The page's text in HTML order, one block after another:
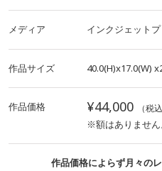
メディア インクジェットプ
作品サイズ 40.0(H)x17.0(W)
作品価格 ¥44,000 （税
※額はありません
作品価格によらず月々の